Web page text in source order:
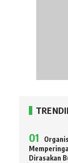
Dirasakan